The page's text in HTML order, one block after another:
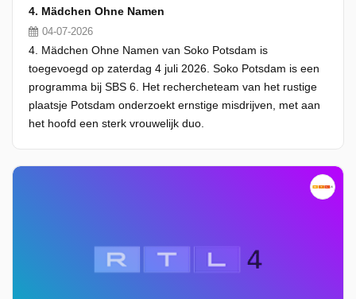
4. Mädchen Ohne Namen
04-07-2026
4. Mädchen Ohne Namen van Soko Potsdam is
toegevoegd op zaterdag 4 juli 2026. Soko Potsdam is een
programma bij SBS 6. Het rechercheteam van het rustige
plaatsje Potsdam onderzoekt ernstige misdrijven, met aan
het hoofd een sterk vrouwelijk duo.